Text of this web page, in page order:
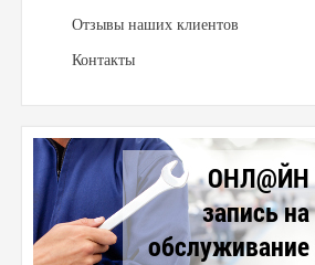
Отзывы наших клиентов
Контакты